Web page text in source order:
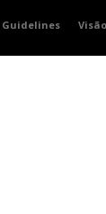
Guidelines